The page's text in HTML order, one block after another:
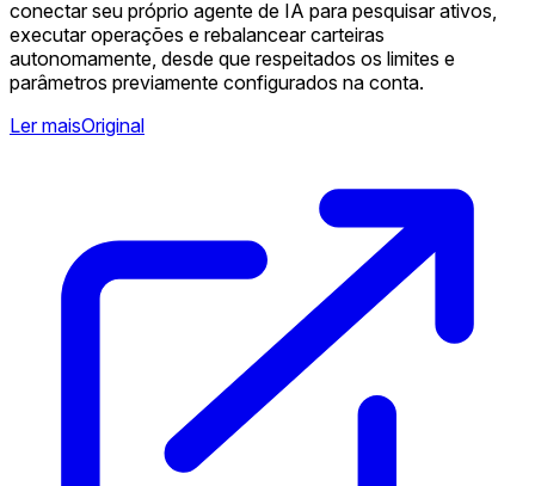
conectar seu próprio agente de IA para pesquisar ativos,
executar operações e rebalancear carteiras
autonomamente, desde que respeitados os limites e
parâmetros previamente configurados na conta.
Ler maisOriginal